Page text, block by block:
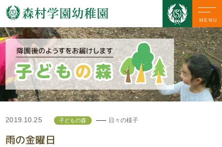
MENU
2019.10.25 子どもの森 日々の様子
雨の金曜日